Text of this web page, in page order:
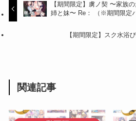
【期間限定】虜ノ契 〜家族
姉と妹〜 Re： （※期間限定
【期間限定】スク水浴
関連記事